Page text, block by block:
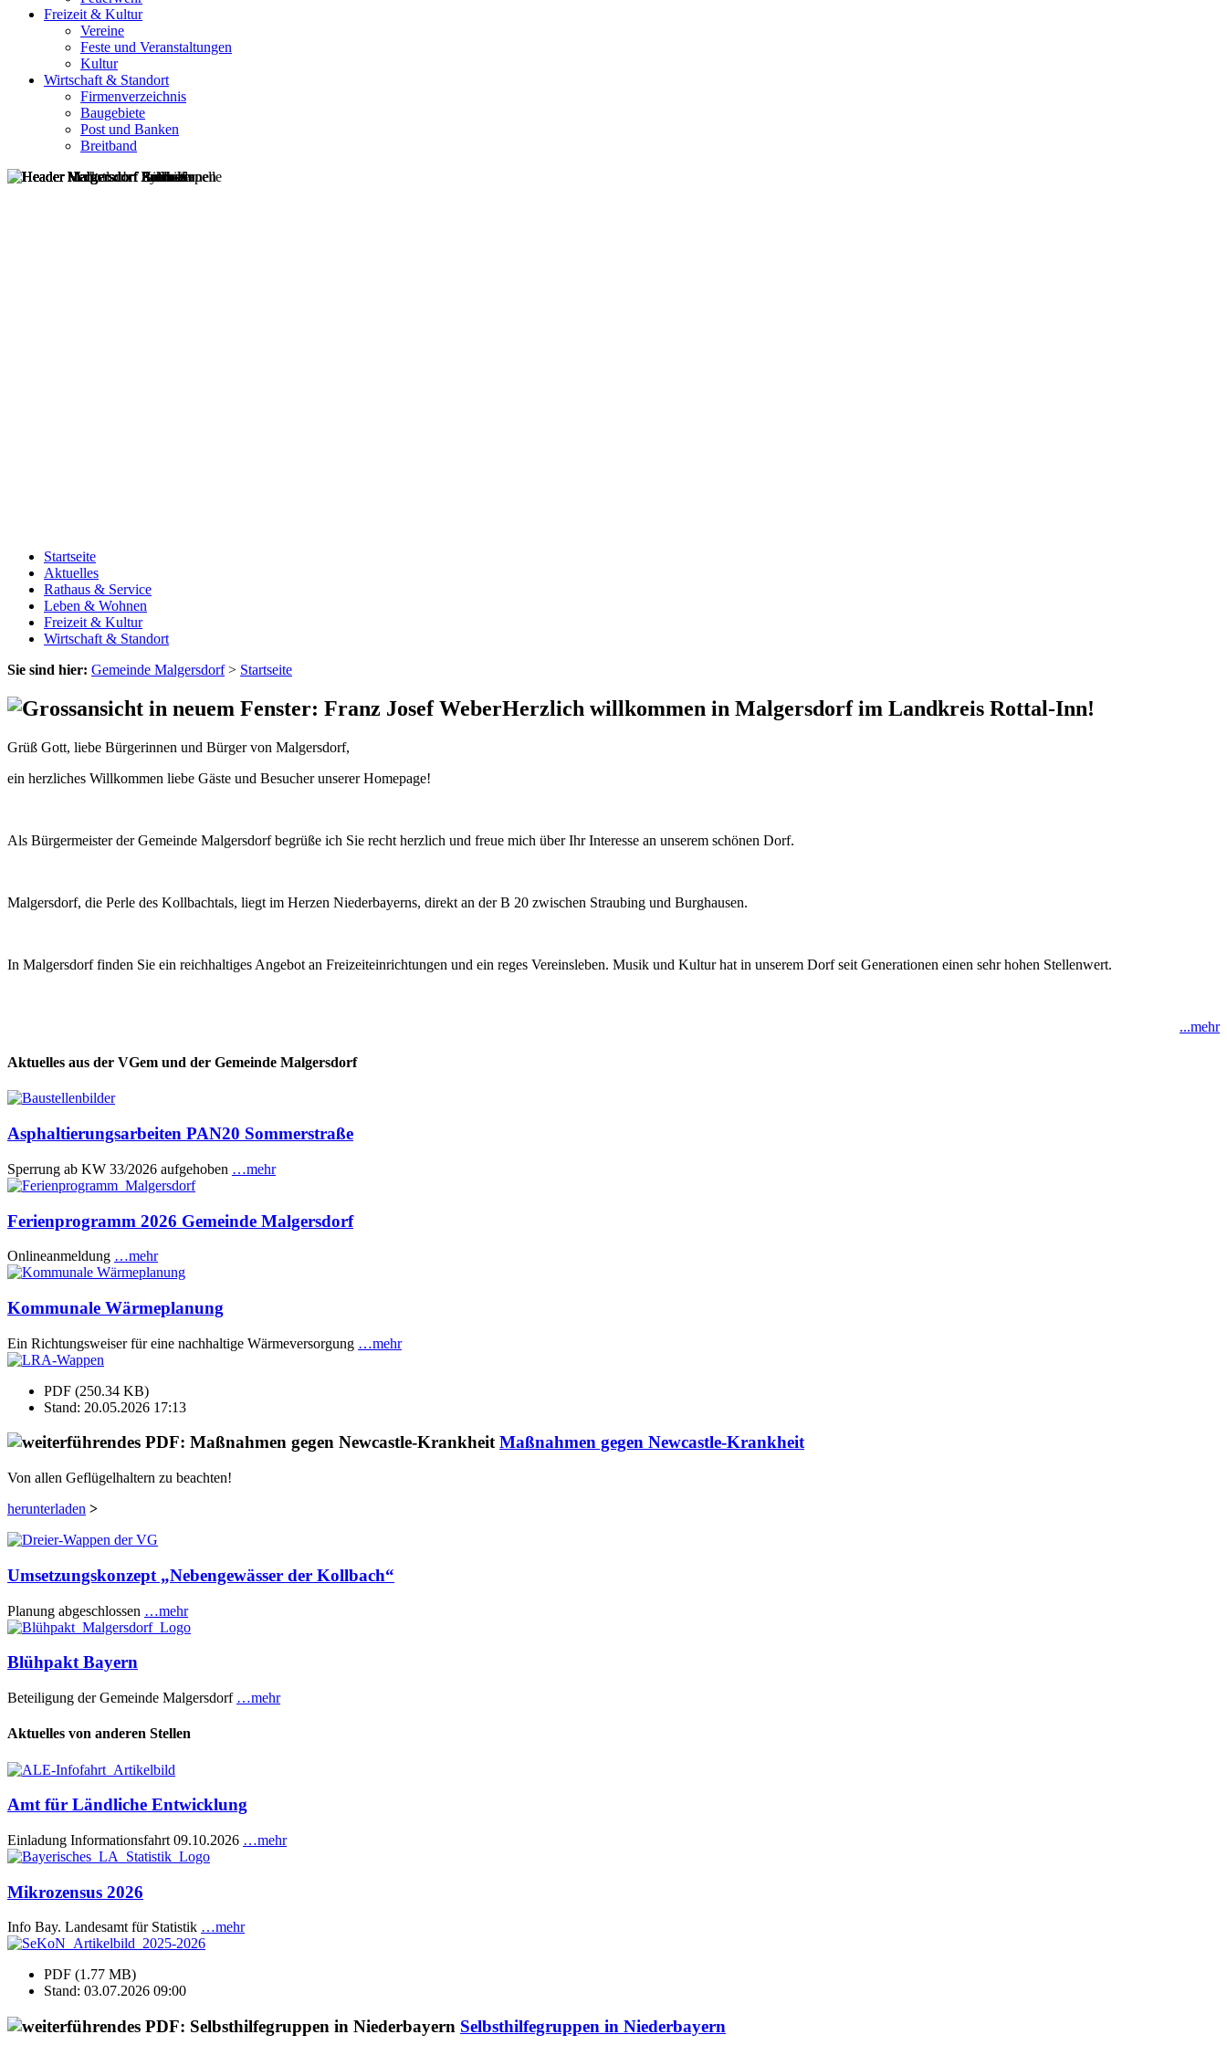
Freizeit & Kultur
Vereine
Feste und Veranstaltungen
Kultur
Wirtschaft & Standort
Firmenverzeichnis
Baugebiete
Post und Banken
Breitband
Startseite
Aktuelles
Rathaus & Service
Leben & Wohnen
Freizeit & Kultur
Wirtschaft & Standort
Sie sind hier: Gemeinde Malgersdorf> Startseite
Herzlich willkommen in Malgersdorf im Landkreis Rottal-Inn!
Grüß Gott, liebe Bürgerinnen und Bürger von Malgersdorf,
ein herzliches Willkommen liebe Gäste und Besucher unserer Homepage!
Als Bürgermeister der Gemeinde Malgersdorf begrüße ich Sie recht herzlich und freue mich über Ihr Interesse an unserem schönen Dorf.
Malgersdorf, die Perle des Kollbachtals, liegt im Herzen Niederbayerns, direkt an der B 20 zwischen Straubing und Burghausen.
In Malgersdorf finden Sie ein reichhaltiges Angebot an Freizeiteinrichtungen und ein reges Vereinsleben. Musik und Kultur hat in unserem Dorf seit Generationen einen sehr hohen Stellenwert.
...mehr
Aktuelles aus der VGem und der Gemeinde Malgersdorf
Asphaltierungsarbeiten PAN20 Sommerstraße
Sperrung ab KW 33/2026 aufgehoben …mehr
Ferienprogramm 2026 Gemeinde Malgersdorf
Onlineanmeldung …mehr
Kommunale Wärmeplanung
Ein Richtungsweiser für eine nachhaltige Wärmeversorgung …mehr
PDF (250.34 KB)
Stand: 20.05.2026 17:13
Maßnahmen gegen Newcastle-Krankheit
Von allen Geflügelhaltern zu beachten!
herunterladen >
Umsetzungskonzept „Nebengewässer der Kollbach“
Planung abgeschlossen …mehr
Blühpakt Bayern
Beteiligung der Gemeinde Malgersdorf …mehr
Aktuelles von anderen Stellen
Amt für Ländliche Entwicklung
Einladung Informationsfahrt 09.10.2026 …mehr
Mikrozensus 2026
Info Bay. Landesamt für Statistik …mehr
PDF (1.77 MB)
Stand: 03.07.2026 09:00
Selbsthilfegruppen in Niederbayern